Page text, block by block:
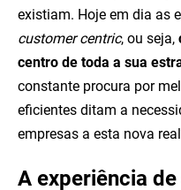
existiam. Hoje em dia as
customer centric, ou seja,
centro de toda a sua
constante procura por
eficientes ditam a
empresas a esta nova
A experiência